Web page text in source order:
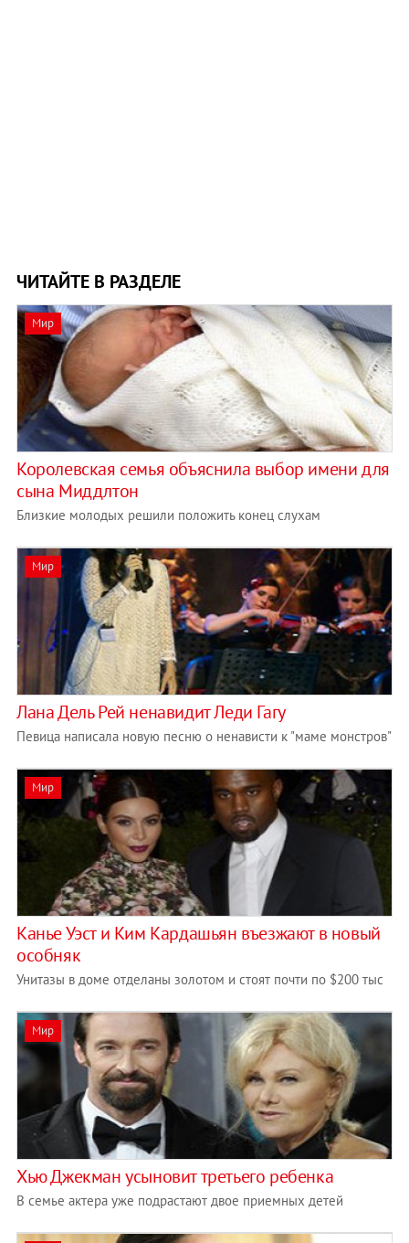
ЧИТАЙТЕ В РАЗДЕЛЕ
Мир
Королевская семья объяснила выбор имени для
сына Миддлтон
Близкие молодых решили положить конец слухам
Мир
Лана Дель Рей ненавидит Леди Гагу
Певица написала новую песню о ненависти к "маме монстров"
Мир
Канье Уэст и Ким Кардашьян въезжают в новый
особняк
Унитазы в доме отделаны золотом и стоят почти по $200 тыс
Мир
Хью Джекман усыновит третьего ребенка
В семье актера уже подрастают двое приемных детей